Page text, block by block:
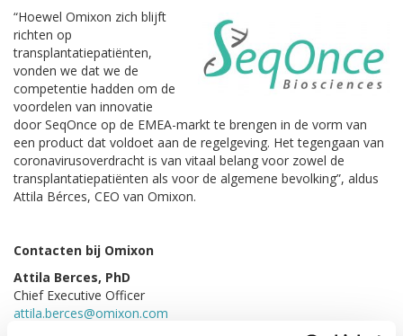
“Hoewel Omixon zich blijft
richten op
transplantatiepatiënten,
vonden we dat we de
competentie hadden om de
voordelen van innovatie
door SeqOnce op de EMEA-markt te brengen in de vorm van
een product dat voldoet aan de regelgeving. Het tegengaan van
coronavirusoverdracht is van vitaal belang voor zowel de
transplantatiepatiënten als voor de algemene bevolking”, aldus
Attila Bérces, CEO van Omixon.
Contacten bij Omixon
Attila Berces, PhD
Chief Executive Officer
attila.berces@omixon.com